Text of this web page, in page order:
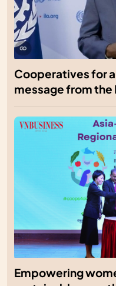
Cooperatives for
message from
Empowering